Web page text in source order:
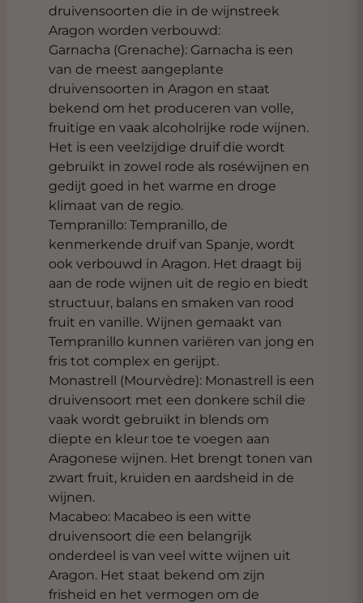
druivensoorten die in de wijnstreek
Aragon worden verbouwd:
Garnacha (Grenache): Garnacha is een
van de meest aangeplante
druivensoorten in Aragon en staat
bekend om het produceren van volle,
fruitige en vaak alcoholrijke rode wijnen.
Het is een veelzijdige druif die wordt
gebruikt in zowel rode als roséwijnen en
gedijt goed in het warme en droge
klimaat van de regio.
Tempranillo: Tempranillo, de
kenmerkende druif van Spanje, wordt
ook verbouwd in Aragon. Het draagt bij
aan de rode wijnen uit de regio en biedt
structuur, balans en smaken van rood
fruit en vanille. Wijnen gemaakt van
Tempranillo kunnen variëren van jong en
fris tot complex en gerijpt.
Monastrell (Mourvèdre): Monastrell is een
druivensoort met een donkere schil die
vaak wordt gebruikt in blends om
diepte en kleur toe te voegen aan
Aragonese wijnen. Het brengt tonen van
zwart fruit, kruiden en aardsheid in de
wijnen.
Macabeo: Macabeo is een witte
druivensoort die een belangrijk
onderdeel is van veel witte wijnen uit
Aragon. Het staat bekend om zijn
frisheid en het vermogen om de